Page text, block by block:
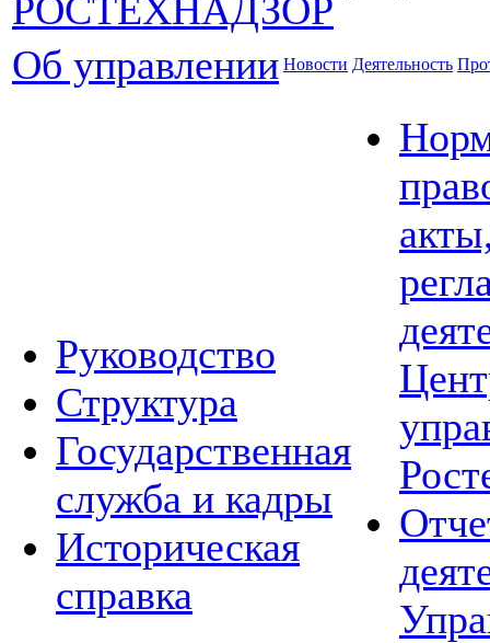
Об управлении Новости Деятельность
Руководство
Структура
Государственная
служба и кадры
Историческая
справка